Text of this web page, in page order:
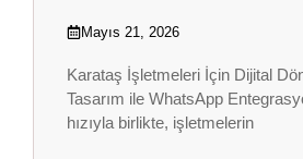
Mayıs 21, 2026
Karataş İşletmeleri İçin Dijital
Tasarım ile WhatsApp
hızıyla birlikte, işletmelerin